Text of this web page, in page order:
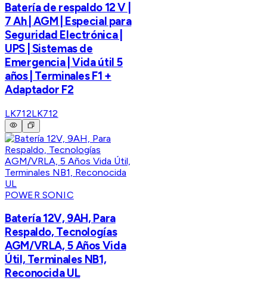
Batería de respaldo 12 V |
7 Ah | AGM | Especial para
Seguridad Electrónica |
UPS | Sistemas de
Emergencia | Vida útil 5
años | Terminales F1 +
Adaptador F2
LK712LK712
POWER SONIC
Batería 12V, 9AH, Para
Respaldo, Tecnologías
AGM/VRLA, 5 Años Vida
Útil, Terminales NB1,
Reconocida UL